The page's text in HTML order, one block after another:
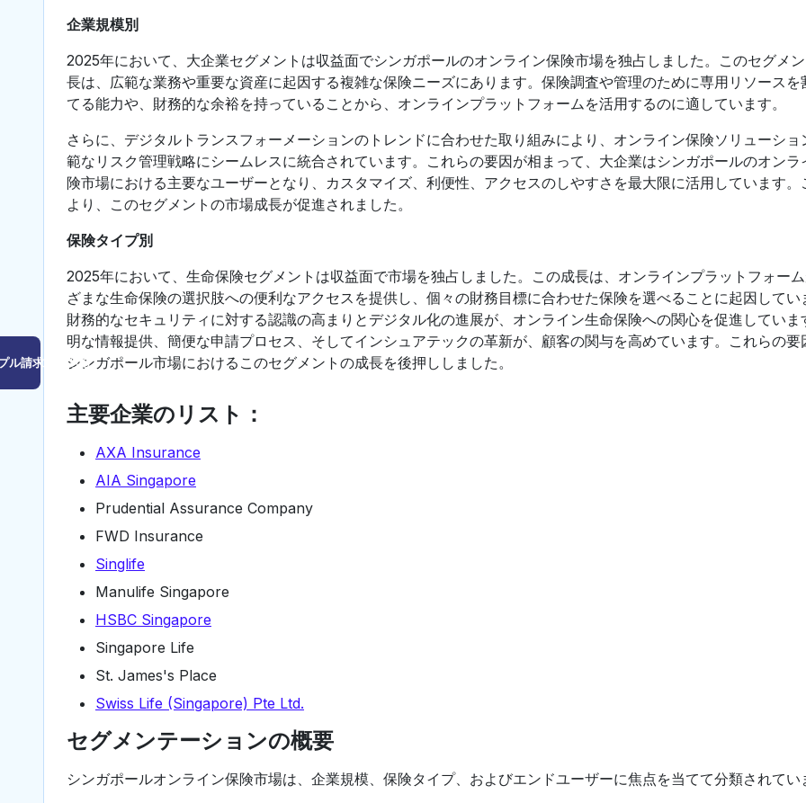
ル請求はこちら
企業規模別
2025年において、大企業セグメントは収益面でシンガポールのオンライン保険市場を独占しました。このセグメ
長は、広範な業務や重要な資産に起因する複雑な保険ニーズにあります。保険調査や管理のために専用リソースを
てる能力や、財務的な余裕を持っていることから、オンラインプラットフォームを活用するのに適しています。
さらに、デジタルトランスフォーメーションのトレンドに合わせた取り組みにより、オンライン保険ソリューショ
範なリスク管理戦略にシームレスに統合されています。これらの要因が相まって、大企業はシンガポールのオンラ
険市場における主要なユーザーとなり、カスタマイズ、利便性、アクセスのしやすさを最大限に活用しています。
より、このセグメントの市場成長が促進されました。
保険タイプ別
2025年において、生命保険セグメントは収益面で市場を独占しました。この成長は、オンラインプラットフォー
ざまな生命保険の選択肢への便利なアクセスを提供し、個々の財務目標に合わせた保険を選べることに起因してい
財務的なセキュリティに対する認識の高まりとデジタル化の進展が、オンライン生命保険への関心を促進していま
明な情報提供、簡便な申請プロセス、そしてインシュアテックの革新が、顧客の関与を高めています。これらの要
シンガポール市場におけるこのセグメントの成長を後押ししました。
主要企業のリスト：
AXA Insurance
AIA Singapore
Prudential Assurance Company
FWD Insurance
Singlife
Manulife Singapore
HSBC Singapore
Singapore Life
St. James's Place
Swiss Life (Singapore) Pte Ltd.
セグメンテーションの概要
シンガポールオンライン保険市場は、企業規模、保険タイプ、およびエンドユーザーに焦点を当てて分類されてい